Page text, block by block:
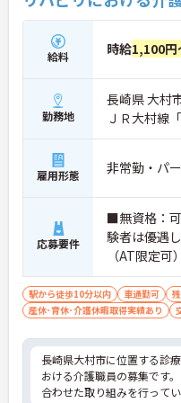
給料 時給1,100
勤務地
長崎県 大村
ＪＲ大村線
雇用形態 非常勤・パ
応募要件
■無資格：
験者は優遇
（AT限定可
駅から徒歩10分以内 車通勤可
産休･育休･介護休暇取得実績あり
長崎県大村市に位置する診
おける介護職員の募集です
合わせた取り組みを行ってい